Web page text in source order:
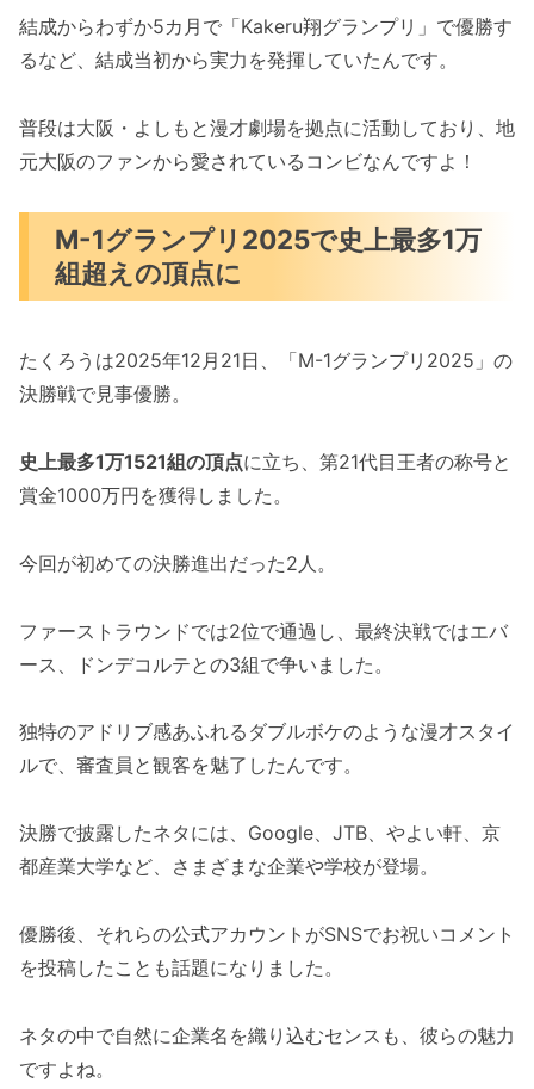
結成からわずか5カ月で「Kakeru翔グランプリ」で優勝す
るなど、結成当初から実力を発揮していたんです。
普段は大阪・よしもと漫才劇場を拠点に活動しており、地
元大阪のファンから愛されているコンビなんですよ！
M-1グランプリ2025で史上最多1万
組超えの頂点に
たくろうは2025年12月21日、「M-1グランプリ2025」の
決勝戦で見事優勝。
史上最多1万1521組の頂点に立ち、第21代目王者の称号と
賞金1000万円を獲得しました。
今回が初めての決勝進出だった2人。
ファーストラウンドでは2位で通過し、最終決戦ではエバ
ース、ドンデコルテとの3組で争いました。
独特のアドリブ感あふれるダブルボケのような漫才スタイ
ルで、審査員と観客を魅了したんです。
決勝で披露したネタには、Google、JTB、やよい軒、京
都産業大学など、さまざまな企業や学校が登場。
優勝後、それらの公式アカウントがSNSでお祝いコメント
を投稿したことも話題になりました。
ネタの中で自然に企業名を織り込むセンスも、彼らの魅力
ですよね。